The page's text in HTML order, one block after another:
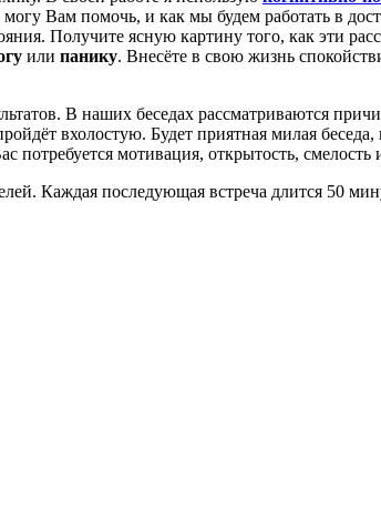
Вам помочь, и как мы будем работать в
Получите ясную картину того, как эти
или панику. Внесёте в свою жизнь
В наших беседах рассматриваются
вхолостую. Будет приятная милая беседа,
мотивация, открытость, смелость
Каждая последующая встреча длится 50